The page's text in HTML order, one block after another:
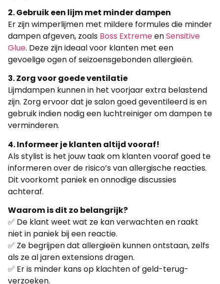
2. Gebruik een lijm met minder dampen
Er zijn wimperlijmen met mildere formules die minder
dampen afgeven, zoals Boss ExtremeenSensitive
Glue. Deze zijn ideaal voor klanten met een
gevoelige ogen of seizoensgebonden allergieën.
3. Zorg voor goede ventilatie
Lijmdampen kunnen in het voorjaar extra belastend
zijn. Zorg ervoor dat je salon goed geventileerd is en
gebruik indien nodig een luchtreiniger om dampen te
verminderen.
4. Informeer je klanten altijd vooraf!
Als stylist is het jouw taak om klanten vooraf goed te
informeren over de risico’s van allergische reacties.
Dit voorkomt paniek en onnodige discussies
achteraf.
Waarom is dit zo belangrijk?
✅ De klant weet wat ze kan verwachten en raakt
niet in paniek bij een reactie.
✅ Ze begrijpen dat allergieën kunnen ontstaan, zelfs
als ze al jaren extensions dragen.
✅ Er is minder kans op klachten of geld-terug-
verzoeken.